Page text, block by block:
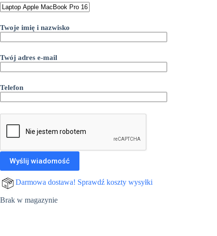
5.199,00 zł.
4.699,00 zł.
Twoje imię i nazwisko
Twój adres e-mail
Telefon
Darmowa dostawa! Sprawdź koszty wysyłki
Brak w magazynie